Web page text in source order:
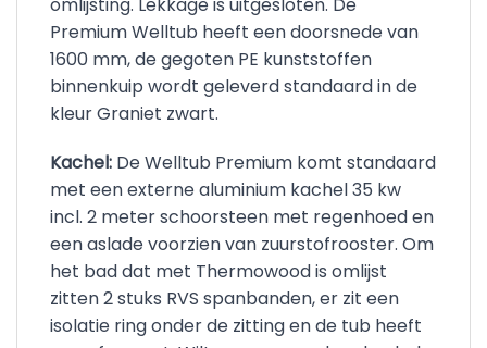
Premium Welltub heeft een doorsnede van
1600 mm, de gegoten PE kunststoffen
binnenkuip wordt geleverd standaard in de
kleur Graniet zwart.
Kachel: De Welltub Premium komt standaard
met een externe aluminium kachel 35 kw
incl. 2 meter schoorsteen met regenhoed en
een aslade voorzien van zuurstofrooster. Om
het bad dat met Thermowood is omlijst
zitten 2 stuks RVS spanbanden, er zit een
isolatie ring onder de zitting en de tub heeft